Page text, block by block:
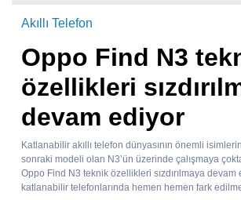
Akıllı Telefon
Oppo Find N3
özellikleri
devam ediyor
Katlanabilir akıllı telefon dünyasının önemli
sonraki modeli olan N3’ün üzerinde çalışmaya
Oppo Find N3 teknik özellikleri sızdırılmaya devam
katlanabilir telefonlarında hemen hemen fark